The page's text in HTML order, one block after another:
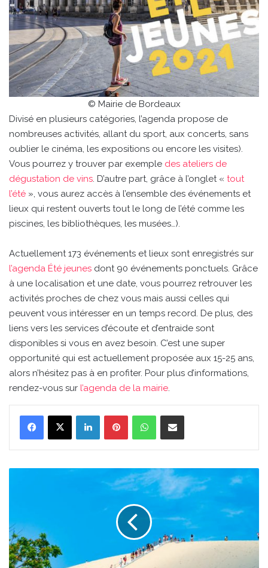
© Mairie de Bordeaux
Divisé en plusieurs catégories, l’agenda propose de
nombreuses activités, allant du sport, aux concerts, sans
oublier le cinéma, les expositions ou encore les visites).
Vous pourrez y trouver par exemple des ateliers de
dégustation de vins. D’autre part, grâce à l’onglet « tout
l’été », vous aurez accès à l’ensemble des événements et
lieux qui restent ouverts tout le long de l’été comme les
piscines, les bibliothèques, les musées…).
Actuellement 173 événements et lieux sont enregistrés sur
l’agenda Été jeunes dont 90 événements ponctuels. Grâce
à une localisation et une date, vous pourrez retrouver les
activités proches de chez vous mais aussi celles qui
peuvent vous intéresser en un temps record. De plus, des
liens vers les services d’écoute et d’entraide sont
disponibles si vous en avez besoin. C’est une super
opportunité qui est actuellement proposée aux 15-25 ans,
alors n’hésitez pas à en profiter. Pour plus d’informations,
rendez-vous sur l’agenda de la mairie.
LinkedinPinterestWhatsAppPartager par email
du
Pilat
est-
il